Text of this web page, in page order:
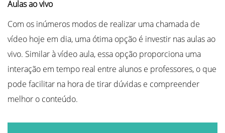
Aulas ao vivo
Com os inúmeros modos de realizar uma chamada de
vídeo hoje em dia, uma ótima opção é investir nas aulas ao
vivo. Similar à vídeo aula, essa opção proporciona uma
interação em tempo real entre alunos e professores, o que
pode facilitar na hora de tirar dúvidas e compreender
melhor o conteúdo.